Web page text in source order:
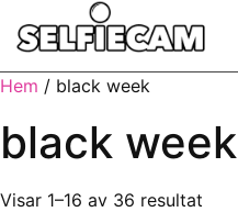
Hem / black week
black week
Visar 1–16 av 36 resultat